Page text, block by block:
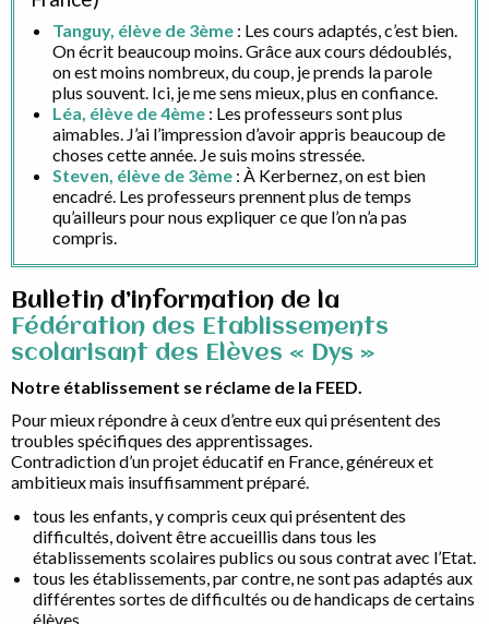
Tanguy, élève de 3ème : Les cours adaptés, c’est bien.
On écrit beaucoup moins. Grâce aux cours dédoublés,
on est moins nombreux, du coup, je prends la parole
plus souvent. Ici, je me sens mieux, plus en confiance.
Léa, élève de 4ème : Les professeurs sont plus
aimables. J’ai l’impression d’avoir appris beaucoup de
choses cette année. Je suis moins stressée.
Steven, élève de 3ème : À Kerbernez, on est bien
encadré. Les professeurs prennent plus de temps
qu’ailleurs pour nous expliquer ce que l’on n’a pas
compris.
Bulletin d’information de la
Fédération des Etablissements
scolarisant des Elèves « Dys »
Notre établissement se réclame de la FEED.
Pour mieux répondre à ceux d’entre eux qui présentent des
troubles spécifiques des apprentissages.
Contradiction d’un projet éducatif en France, généreux et
ambitieux mais insuffisamment préparé.
tous les enfants, y compris ceux qui présentent des
difficultés, doivent être accueillis dans tous les
établissements scolaires publics ou sous contrat avec l’Etat.
tous les établissements, par contre, ne sont pas adaptés aux
différentes sortes de difficultés ou de handicaps de certains
élèves.